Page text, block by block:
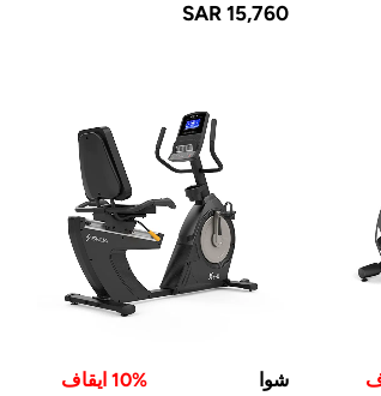
SAR 15,760
شوا 10% ايقاف